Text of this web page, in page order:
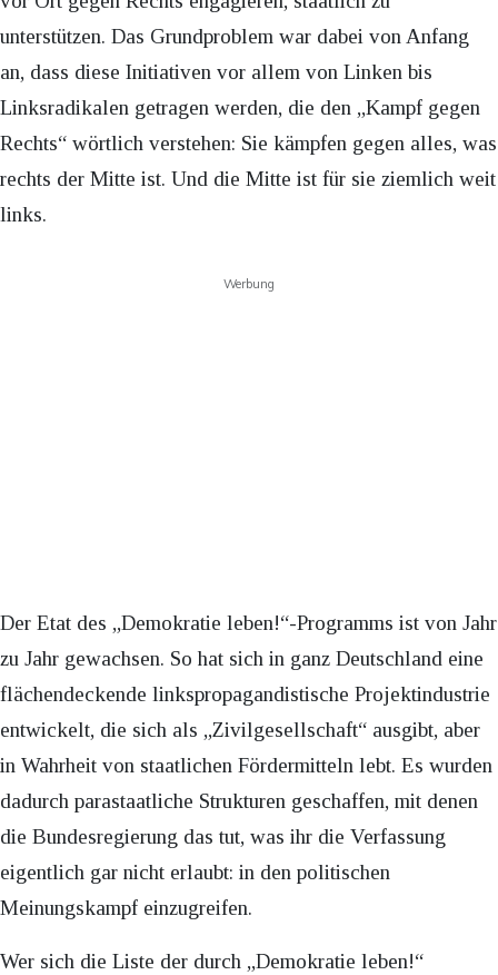
unterstützen. Das Grundproblem war dabei von Anfang
an, dass diese Initiativen vor allem von Linken bis
Linksradikalen getragen werden, die den „Kampf gegen
Rechts“ wörtlich verstehen: Sie kämpfen gegen alles, was
rechts der Mitte ist. Und die Mitte ist für sie ziemlich weit
links.
Werbung
Der Etat des „Demokratie leben!“-Programms ist von Jahr
zu Jahr gewachsen. So hat sich in ganz Deutschland eine
flächendeckende linkspropagandistische Projektindustrie
entwickelt, die sich als „Zivilgesellschaft“ ausgibt, aber
in Wahrheit von staatlichen Fördermitteln lebt. Es wurden
dadurch parastaatliche Strukturen geschaffen, mit denen
die Bundesregierung das tut, was ihr die Verfassung
eigentlich gar nicht erlaubt: in den politischen
Meinungskampf einzugreifen.
Wer sich die Liste der durch „Demokratie leben!“